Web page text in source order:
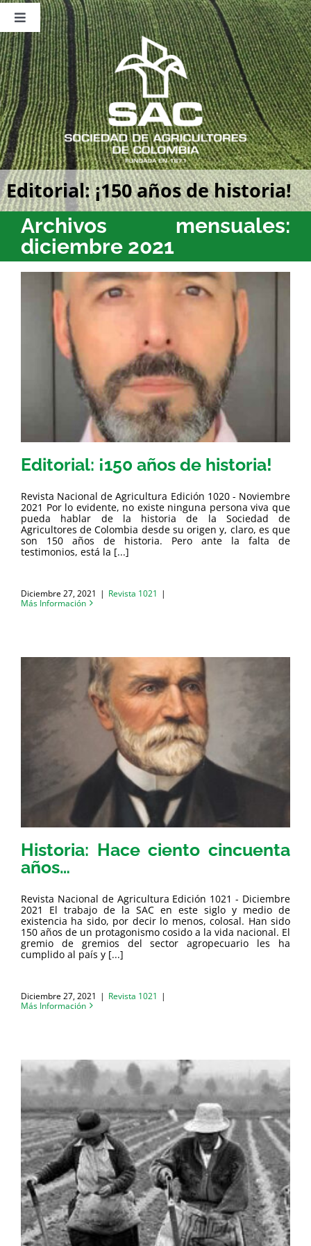
Saltar
contenido
Toggle
Navigation
Nosotros
Publicaciones
Sala de Prensa
Eventos
Editorial: ¡150 años de historia!
Archivos mensuales:
diciembre 2021
Editorial: ¡150 años de historia!
Revista Nacional de Agricultura Edición 1020 - Noviembre
2021 Por lo evidente, no existe ninguna persona viva que
pueda hablar de la historia de la Sociedad de
Agricultores de Colombia desde su origen y, claro, es que
son 150 años de historia. Pero ante la falta de
testimonios, está la [...]
Diciembre 27, 2021 | Revista 1021 |
Más Información
Historia: Hace ciento cincuenta
años…
Revista Nacional de Agricultura Edición 1021 - Diciembre
2021 El trabajo de la SAC en este siglo y medio de
existencia ha sido, por decir lo menos, colosal. Han sido
150 años de un protagonismo cosido a la vida nacional. El
gremio de gremios del sector agropecuario les ha
cumplido al país y [...]
Diciembre 27, 2021 | Revista 1021 |
Más Información